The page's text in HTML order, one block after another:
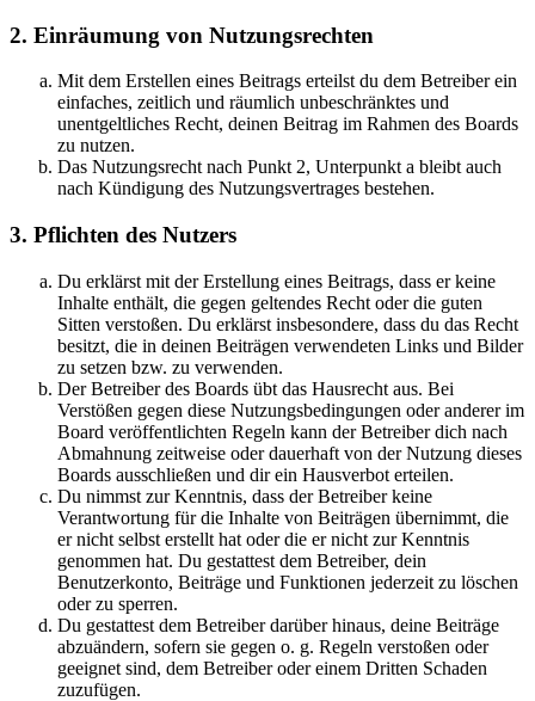
2. Einräumung von Nutzungsrechten
Mit dem Erstellen eines Beitrags erteilst du dem Betreiber ein
einfaches, zeitlich und räumlich unbeschränktes und
unentgeltliches Recht, deinen Beitrag im Rahmen des Boards
zu nutzen.
Das Nutzungsrecht nach Punkt 2, Unterpunkt a bleibt auch
nach Kündigung des Nutzungsvertrages bestehen.
3. Pflichten des Nutzers
Du erklärst mit der Erstellung eines Beitrags, dass er keine
Inhalte enthält, die gegen geltendes Recht oder die guten
Sitten verstoßen. Du erklärst insbesondere, dass du das Recht
besitzt, die in deinen Beiträgen verwendeten Links und Bilder
zu setzen bzw. zu verwenden.
Der Betreiber des Boards übt das Hausrecht aus. Bei
Verstößen gegen diese Nutzungsbedingungen oder anderer im
Board veröffentlichten Regeln kann der Betreiber dich nach
Abmahnung zeitweise oder dauerhaft von der Nutzung dieses
Boards ausschließen und dir ein Hausverbot erteilen.
Du nimmst zur Kenntnis, dass der Betreiber keine
Verantwortung für die Inhalte von Beiträgen übernimmt, die
er nicht selbst erstellt hat oder die er nicht zur Kenntnis
genommen hat. Du gestattest dem Betreiber, dein
Benutzerkonto, Beiträge und Funktionen jederzeit zu löschen
oder zu sperren.
Du gestattest dem Betreiber darüber hinaus, deine Beiträge
abzuändern, sofern sie gegen o. g. Regeln verstoßen oder
geeignet sind, dem Betreiber oder einem Dritten Schaden
zuzufügen.